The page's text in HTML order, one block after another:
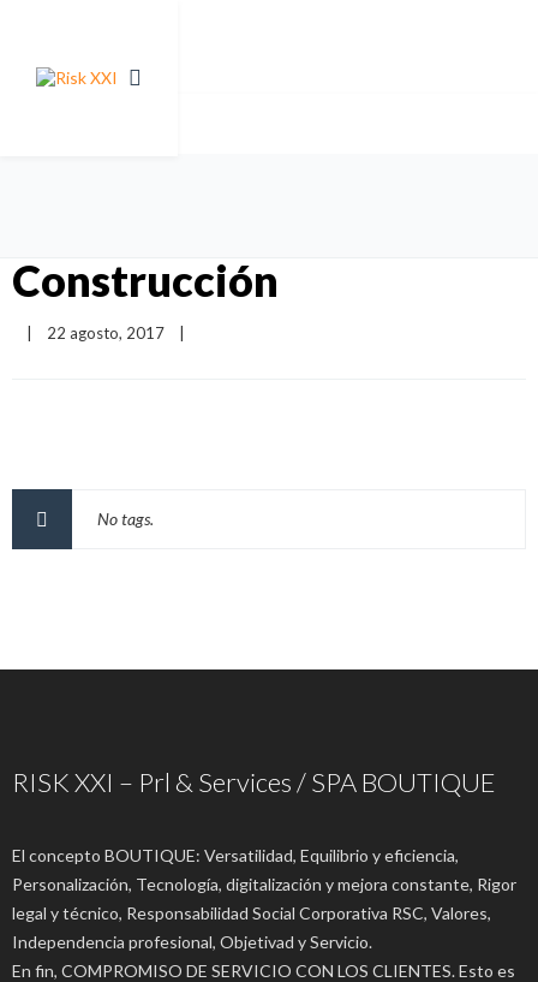
Construcción
22 agosto, 2017
No tags.
RISK XXI – Prl & Services / SPA BOUTIQUE
El concepto BOUTIQUE: Versatilidad, Equilibrio y eficiencia,
Personalización, Tecnología, digitalización y mejora constante, Rigor
legal y técnico, Responsabilidad Social Corporativa RSC, Valores,
Independencia profesional, Objetivad y Servicio.
En fin, COMPROMISO DE SERVICIO CON LOS CLIENTES. Esto es